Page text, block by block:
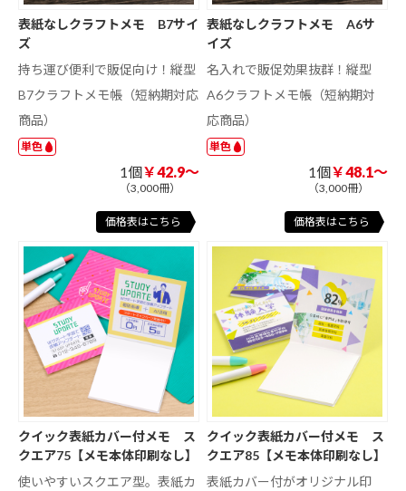
表紙なしクラフトメモ B7サイ
ズ
持ち運び便利で販促向け！縦型
B7クラフトメモ帳（短納期対応
商品）
単色
1個￥42.9～
（3,000冊）
価格表はこちら
表紙なしクラフトメモ A6サ
イズ
名入れで販促効果抜群！縦型
A6クラフトメモ帳（短納期対
応商品）
単色
1個￥48.1～
（3,000冊）
価格表はこちら
クイック表紙カバー付メモ ス
クエア75【メモ本体印刷なし】
使いやすいスクエア型。表紙カ
クイック表紙カバー付メモ ス
クエア85【メモ本体印刷なし】
表紙カバー付がオリジナル印